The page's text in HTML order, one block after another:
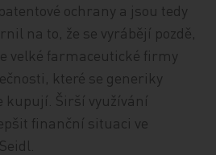
ochrany a jsou tedy
na to, že se vyrábějí pozdě,
velké farmaceutické firmy
které se generiky
kupují. Širší využívání
finanční situaci ve